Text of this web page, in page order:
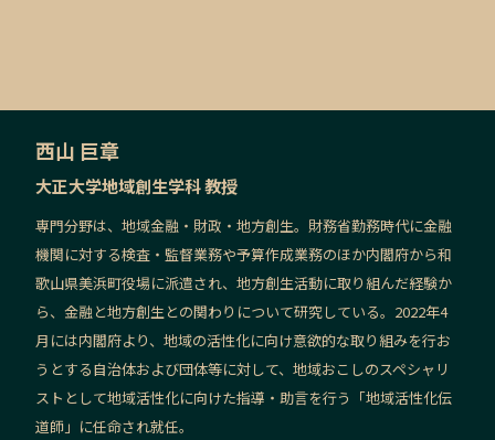
西山 巨章
大正大学地域創生学科 教授
専門分野は、地域金融・財政・地方創生。財務省勤務時代に金融
機関に対する検査・監督業務や予算作成業務のほか内閣府から和
歌山県美浜町役場に派遣され、地方創生活動に取り組んだ経験か
ら、金融と地方創生との関わりについて研究している。2022年4
月には内閣府より、地域の活性化に向け意欲的な取り組みを行お
うとする自治体および団体等に対して、地域おこしのスペシャリ
ストとして地域活性化に向けた指導・助言を行う「地域活性化伝
道師」に任命され就任。